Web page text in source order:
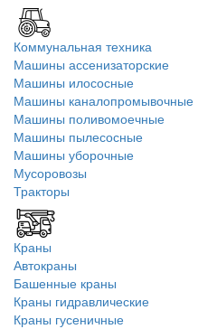
Коммунальная техника
Машины ассенизаторские
Машины илососные
Машины каналопромывочные
Машины поливомоечные
Машины пылесосные
Машины уборочные
Мусоровозы
Тракторы
Краны
Автокраны
Башенные краны
Краны гидравлические
Краны гусеничные